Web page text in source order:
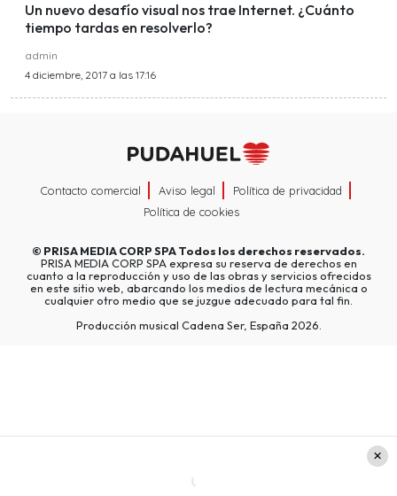
Un nuevo desafío visual nos trae Internet. ¿Cuánto
tiempo tardas en resolverlo?
admin
4 diciembre, 2017 a las 17:16
Contacto comercial Aviso legal
Política de privacidad
Política de cookies
© PRISA MEDIA CORP SPATodos los derechos reservados.
PRISA MEDIA CORP SPA expresa su reserva de derechos en
cuanto a la reproducción y uso de las obras y servicios ofrecidos
en este sitio web, abarcando los medios de lectura mecánica o
cualquier otro medio que se juzgue adecuado para tal fin.
Producción musical Cadena Ser, España 2026.